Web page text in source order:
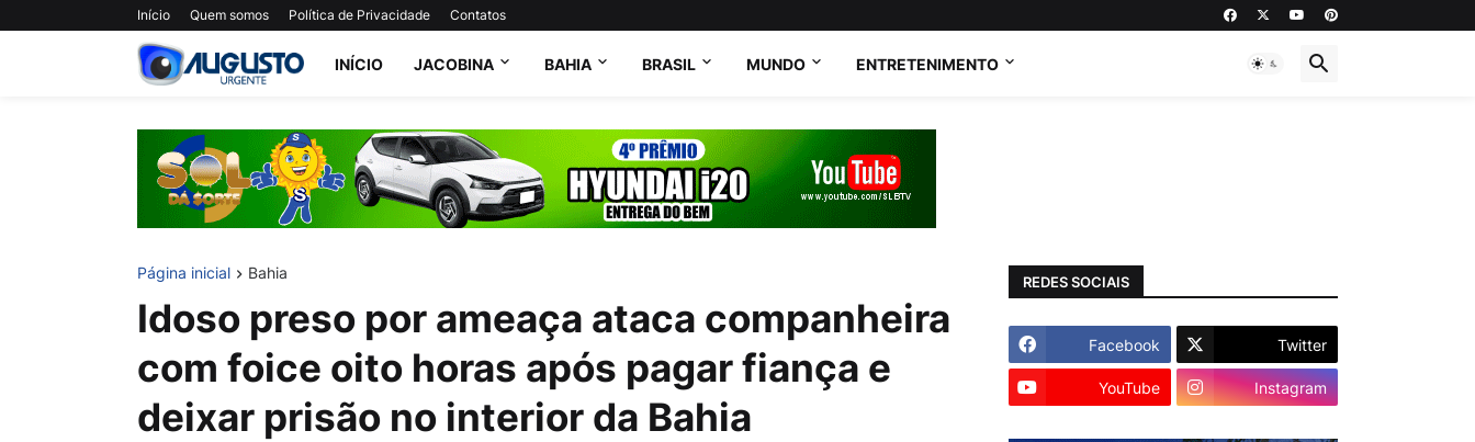
Início Quem somos Política de Privacidade Contatos
INÍCIO JACOBINA BAHIA BRASIL MUNDO ENTRETENIMENTO
Página inicial Bahia
Idoso preso por ameaça ataca companheira
com foice oito horas após pagar fiança e
deixar prisão no interior da Bahia
REDES SOCIAIS
Facebook Twitter
YouTube Instagram